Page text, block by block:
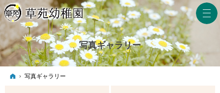
写真ギャラリー
ホーム
写真ギャラリー